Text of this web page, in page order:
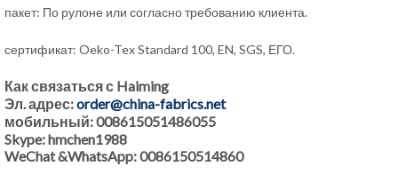
пакет: По рулоне или согласно требованию клиента.
сертификат: Oeko-Tex Standard 100, EN, SGS, ЕГО.
Как связаться с Haiming
Эл. адрес:order@china-fabrics.net
мобильный: 008615051486055
Skype: hmchen1988
WeChat &WhatsApp: 0086150514860